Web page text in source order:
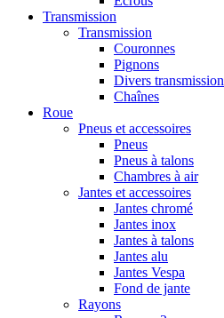
Transmission
Transmission
Couronnes
Pignons
Divers transmission
Chaînes
Roue
Pneus et accessoires
Pneus
Pneus à talons
Chambres à air
Jantes et accessoires
Jantes chromé
Jantes inox
Jantes à talons
Jantes alu
Jantes Vespa
Fond de jante
Rayons